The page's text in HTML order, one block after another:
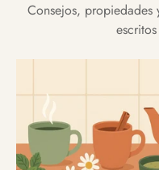
Consejos,